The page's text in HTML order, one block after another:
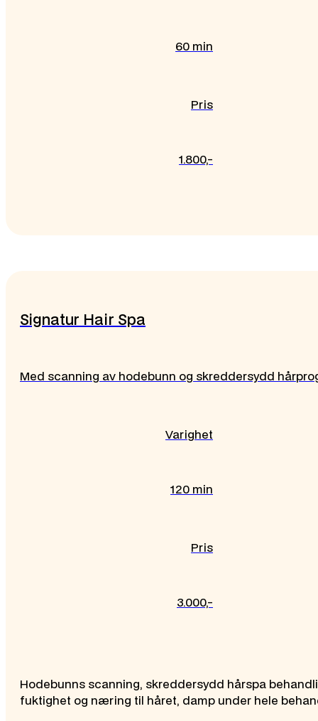
60 min
Pris
1.800,-
Signatur Hair Spa
Med scanning av hodebunn og skreddersydd
Varighet
120 min
Pris
3.000,-
Hodebunns scanning, skreddersydd hårspa
fuktighet og næring til håret, damp under hele